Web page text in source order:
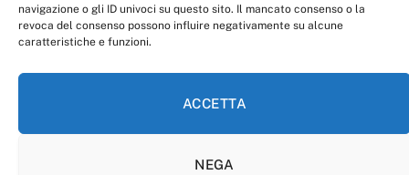
navigazione o gli ID univoci su questo sito. Il mancato consenso o la
revoca del consenso possono influire negativamente su alcune
caratteristiche e funzioni.
ACCETTA
NEGA